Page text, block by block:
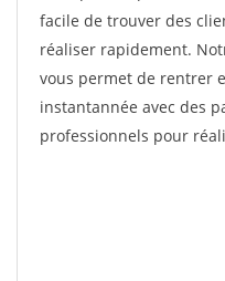
facile de trouver des
réaliser rapidement.
vous permet de rentrer
instantannée avec des
professionnels pour